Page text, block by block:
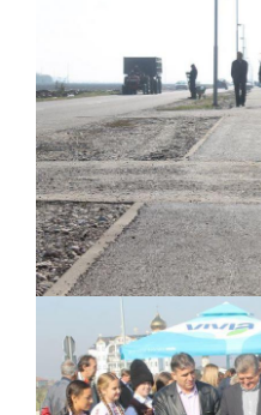
Обавјештење
ЈАВНИ ПОЗИВ
НЕПРОПИСНОГ
ДОДЈЕЛУ